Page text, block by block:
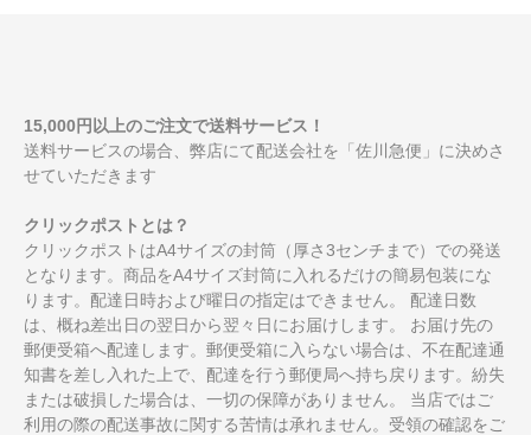
15,000円以上のご注文で送料サービス！
送料サービスの場合、弊店にて配送会社を「佐川急便」に決めさ
せていただきます
クリックポストとは？
クリックポストはA4サイズの封筒（厚さ3センチまで）での発送
となります。商品をA4サイズ封筒に入れるだけの簡易包装にな
ります。配達日時および曜日の指定はできません。 配達日数
は、概ね差出日の翌日から翌々日にお届けします。 お届け先の
郵便受箱へ配達します。郵便受箱に入らない場合は、不在配達通
知書を差し入れた上で、配達を行う郵便局へ持ち戻ります。紛失
または破損した場合は、一切の保障がありません。 当店ではご
利用の際の配送事故に関する苦情は承れません。受領の確認をご